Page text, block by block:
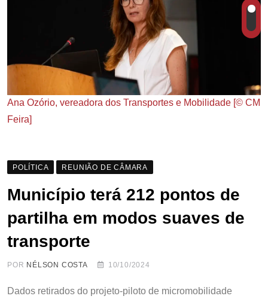
Ana Ozório, vereadora dos Transportes e Mobilidade [© CM
Feira]
POLÍTICA REUNIÃO DE CÂMARA
Município terá 212 pontos de
partilha em modos suaves de
transporte
POR NÉLSON COSTA 10/10/2024
Dados retirados do projeto-piloto de micromobilidade